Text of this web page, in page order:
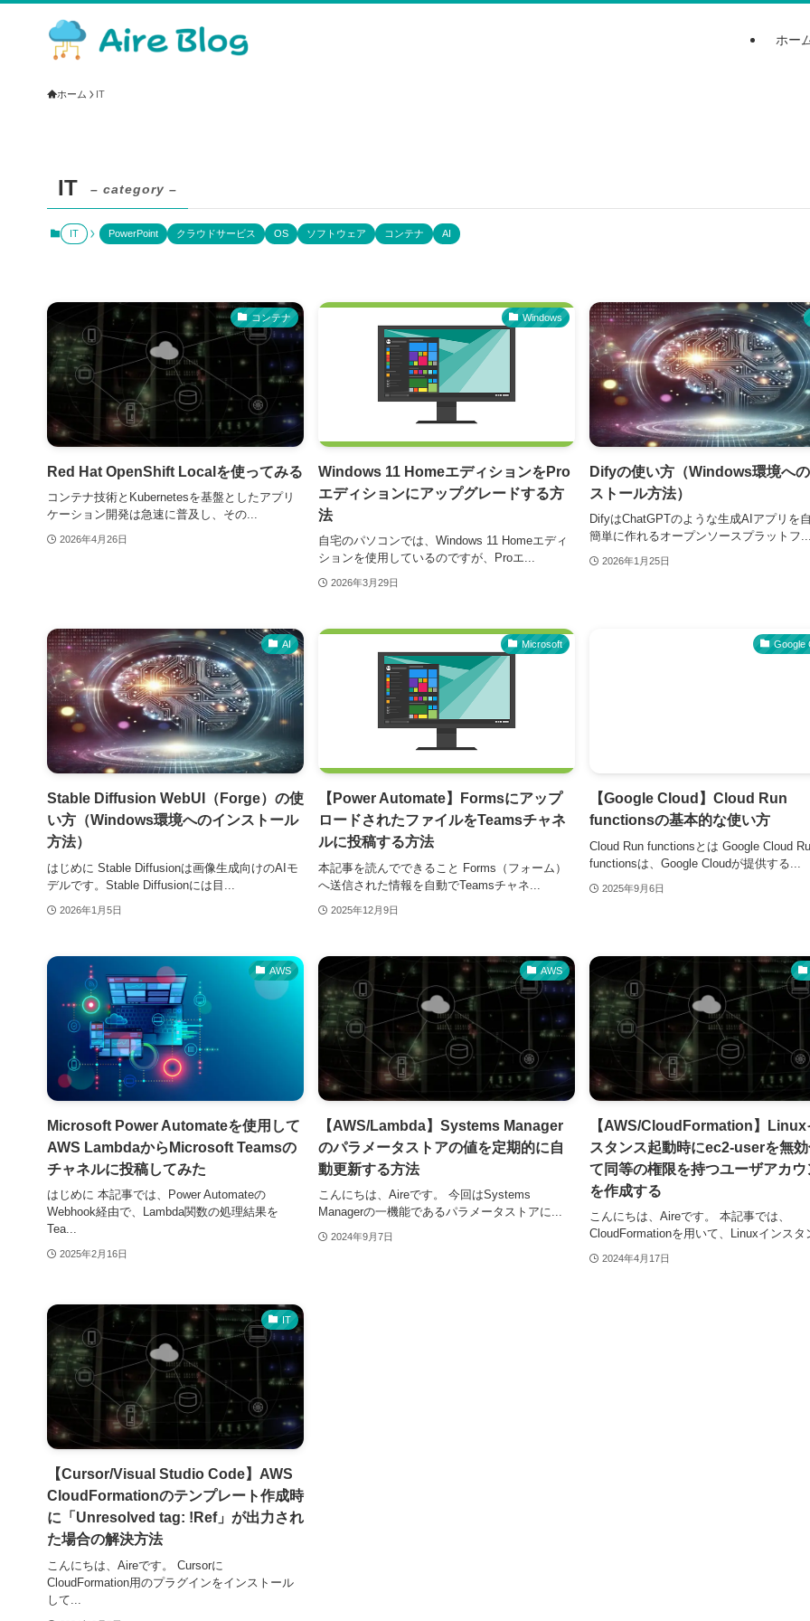
ホー
ホーム IT
IT – category –
IT PowerPoint クラウドサービス OS ソフトウェア コンテナ AI
コンテナ
Red Hat OpenShift Localを使ってみる
コンテナ技術とKubernetesを基盤としたアプリ
ケーション開発は急速に普及し、その...
2026年4月26日
Windows
Windows 11 HomeエディションをPro
エディションにアップグレードする方
法
自宅のパソコンでは、Windows 11 Homeエディ
ションを使用しているのですが、Proエ...
2026年3月29日
Difyの使い方（Windows環境へ
ストール方法）
DifyはChatGPTのような生成AIアプリを
簡単に作れるオープンソースプラットフ
2026年1月25日
AI
Stable Diffusion WebUI（Forge）の使
い方（Windows環境へのインストール
方法）
はじめに Stable Diffusionは画像生成向けのAIモ
デルです。Stable Diffusionには目...
2026年1月5日
Microsoft
【Power Automate】Formsにアップ
ロードされたファイルをTeamsチャネ
ルに投稿する方法
本記事を読んでできること Forms（フォーム）
へ送信された情報を自動でTeamsチャネ...
2025年12月9日
Google
【Google Cloud】Cloud Run
functionsの基本的な使い方
Cloud Run functionsとは Google Cloud
functionsは、Google Cloudが提供する...
2025年9月6日
AWS
Microsoft Power Automateを使用して
AWS LambdaからMicrosoft Teamsの
チャネルに投稿してみた
はじめに 本記事では、Power Automateの
Webhook経由で、Lambda関数の処理結果を
Tea...
2025年2月16日
AWS
【AWS/Lambda】Systems Manager
のパラメータストアの値を定期的に自
動更新する方法
こんにちは、Aireです。 今回はSystems
Managerの一機能であるパラメータストアに...
2024年9月7日
【AWS/CloudFormation】Linux
スタンス起動時にec2-userを無
て同等の権限を持つユーザアカウ
を作成する
こんにちは、Aireです。 本記事では、
CloudFormationを用いて、Linuxインスタ
2024年4月17日
IT
【Cursor/Visual Studio Code】AWS
CloudFormationのテンプレート作成時
に「Unresolved tag: !Ref」が出力され
た場合の解決方法
こんにちは、Aireです。 Cursorに
CloudFormation用のプラグインをインストール
して...